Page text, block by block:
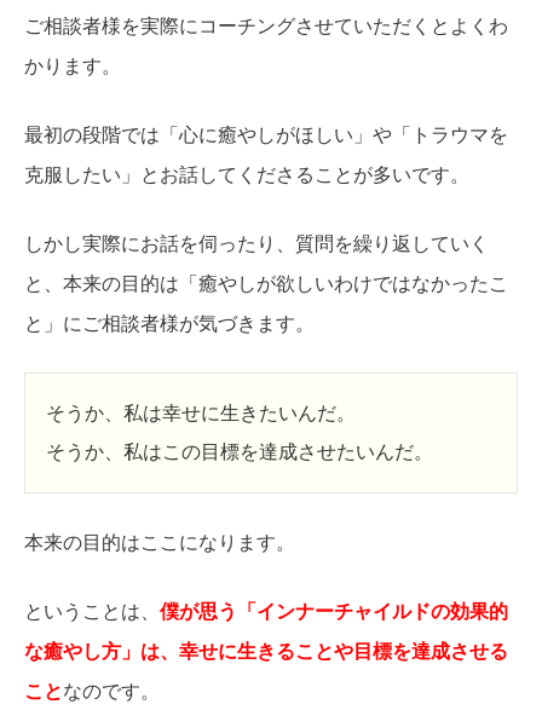
ご相談者様を実際にコーチングさせていただくとよくわ
かります。
最初の段階では「心に癒やしがほしい」や「トラウマを
克服したい」とお話してくださることが多いです。
しかし実際にお話を伺ったり、質問を繰り返していく
と、本来の目的は「癒やしが欲しいわけではなかったこ
と」にご相談者様が気づきます。
そうか、私は幸せに生きたいんだ。
そうか、私はこの目標を達成させたいんだ。
本来の目的はここになります。
ということは、 僕が思う「インナーチャイルドの効果的
な癒やし方」は、幸せに生きることや目標を達成させる
ことなのです。